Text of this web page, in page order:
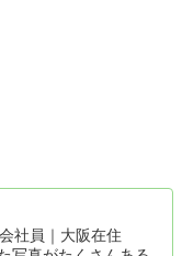
社員｜大阪在住